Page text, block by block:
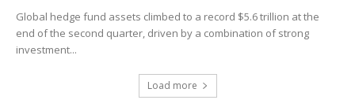
Global hedge fund assets climbed to a record $5.6 trillion at the
end of the second quarter, driven by a combination of strong
investment...
Load more